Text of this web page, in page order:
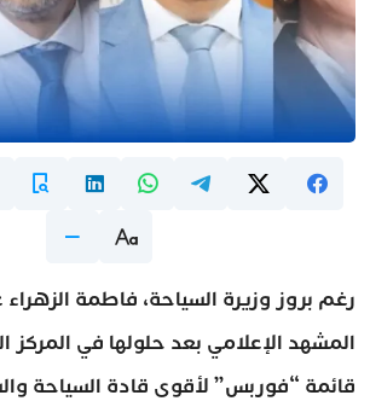
رغم بروز وزيرة السياحة، فاطمة
المشهد الإعلامي بعد حلولها في